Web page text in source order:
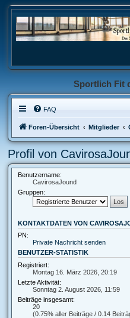
Sportlich Fit
FAQ
Foren-Übersicht Mitglieder
Profil von
Benutzername:
CavirosaJound
Gruppen:
KONTAKTDATEN VON
PN:
Private Nachricht senden
BENUTZER-STATISTIK
Registriert:
Montag 16. März 2026, 20:19
Letzte Aktivität:
Sonntag 2. August 2026, 11:59
Beiträge insgesamt:
20
(0.75% aller Beiträge / 0.14